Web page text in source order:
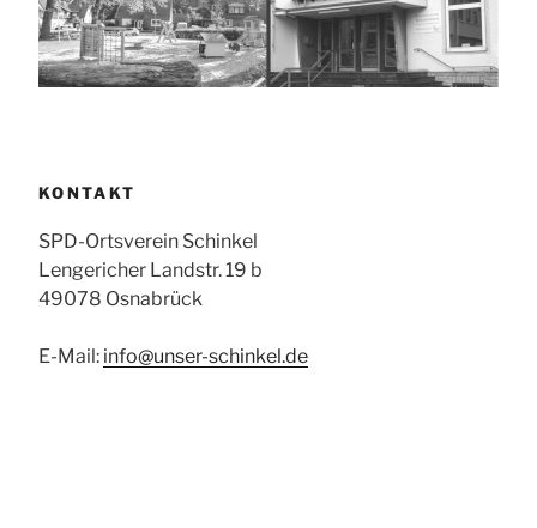
KONTAKT
SPD-Ortsverein Schinkel
Lengericher Landstr. 19 b
49078 Osnabrück
E-Mail: info@unser-schinkel.de